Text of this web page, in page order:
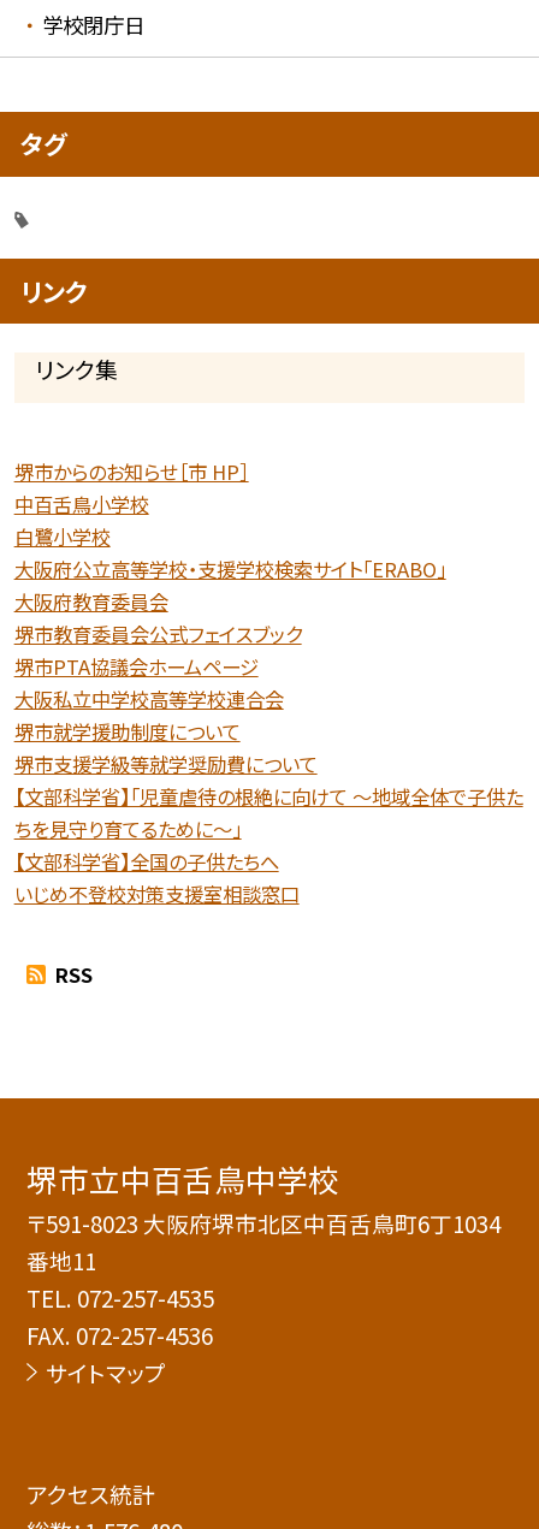
学校閉庁日
タグ
リンク
リンク集
堺市からのお知らせ［市 HP］
中百舌鳥小学校
白鷺小学校
大阪府公立高等学校・支援学校検索サイト「ERABO」
大阪府教育委員会
堺市教育委員会公式フェイスブック
堺市PTA協議会ホームページ
大阪私立中学校高等学校連合会
堺市就学援助制度について
堺市支援学級等就学奨励費について
【文部科学省】「児童虐待の根絶に向けて 〜地域全体で子供た
ちを見守り育てるために〜」
【文部科学省】全国の子供たちへ
いじめ不登校対策支援室相談窓口
RSS
堺市立中百舌鳥中学校
〒591-8023 大阪府堺市北区中百舌鳥町6丁1034
番地11
TEL. 072-257-4535
FAX. 072-257-4536
サイトマップ
アクセス統計